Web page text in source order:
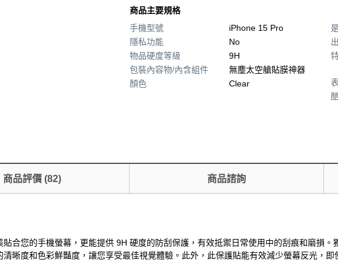
商品主要規格
手機型號
iPhone 15 Pro
隱私功能
No
物品硬度等級
9H
包裝內容物/內含組件
無塵太空艙貼膜神器
顏色
Clear
商品評價 (82) 商品諮詢
合您的手機螢幕，更能提供 9H 硬度的防刮保護，有效抵禦日常使用中的刮痕和磨損
晰度和色彩鮮豔度，讓您享受最佳視覺體驗。此外，此保護貼能有效減少螢幕反光，